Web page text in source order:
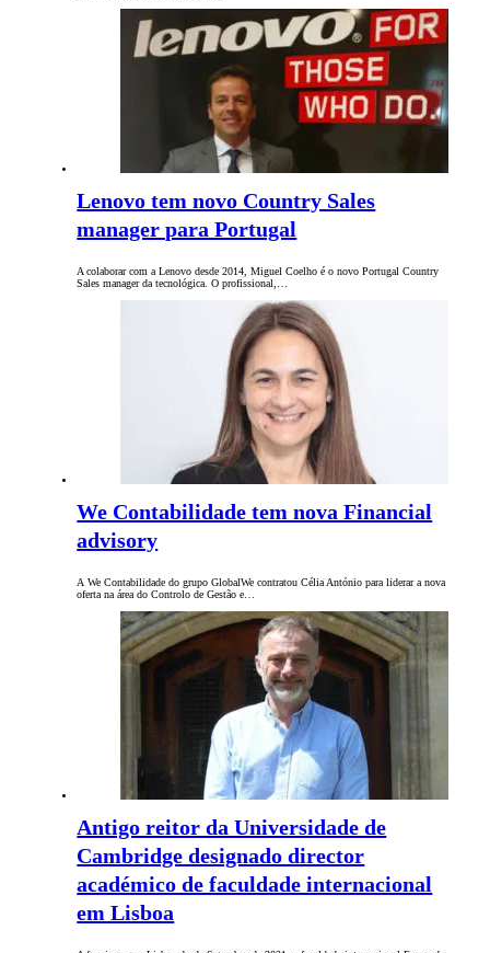
Lenovo tem novo Country Sales
manager para Portugal
A colaborar com a Lenovo desde 2014, Miguel Coelho é o novo Portugal Country
Sales manager da tecnológica. O profissional,…
We Contabilidade tem nova Financial
advisory
A We Contabilidade do grupo GlobalWe contratou Célia António para liderar a nova
oferta na área do Controlo de Gestão e…
Antigo reitor da Universidade de
Cambridge designado director
académico de faculdade internacional
em Lisboa